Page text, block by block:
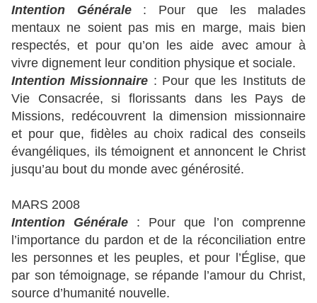
Intention Générale: Pour que les malades
mentaux ne soient pas mis en marge, mais bien
respectés, et pour qu’on les aide avec amour à
vivre dignement leur condition physique et sociale.
Intention Missionnaire : Pour que les Instituts de
Vie Consacrée, si florissants dans les Pays de
Missions, redécouvrent la dimension missionnaire
et pour que, fidèles au choix radical des conseils
évangéliques, ils témoignent et annoncent le Christ
jusqu’au bout du monde avec générosité.
MARS 2008
Intention Générale : Pour que l’on comprenne
l’importance du pardon et de la réconciliation entre
les personnes et les peuples, et pour l’Église, que
par son témoignage, se répande l’amour du Christ,
source d’humanité nouvelle.